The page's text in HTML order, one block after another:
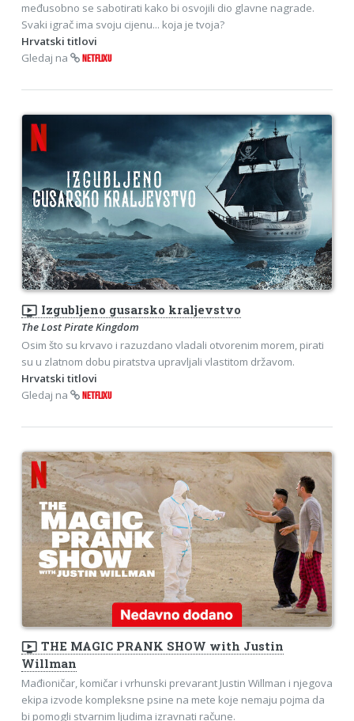
međusobno se sabotirati kako bi osvojili dio glavne nagrade.
Svaki igrač ima svoju cijenu... koja je tvoja?
Hrvatski titlovi
Gledaj na
NETFLIXU
ondemand_video Izgubljeno gusarsko kraljevstvo
The Lost Pirate Kingdom
Osim što su krvavo i razuzdano vladali otvorenim morem, pirati
su u zlatnom dobu piratstva upravljali vlastitom državom.
Hrvatski titlovi
Gledaj na
NETFLIXU
ondemand_video THE MAGIC PRANK SHOW with Justin
Willman
Mađioničar, komičar i vrhunski prevarant Justin Willman i njegova
ekipa izvode kompleksne psine na mete koje nemaju pojma da
bi pomogli stvarnim ljudima izravnati račune.